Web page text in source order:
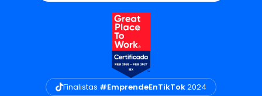
Finalistas #EmprendeEnTikTok2024